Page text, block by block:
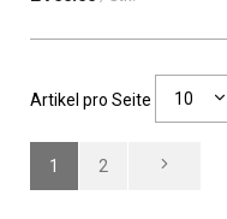
Artikel pro Seite 10
1 2